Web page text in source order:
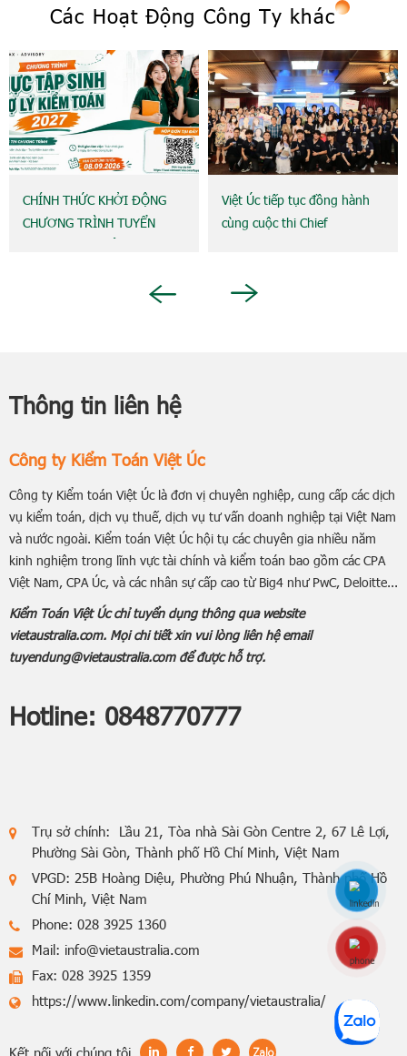
Các Hoạt Động Công Ty khác
Previous
CHÍNH THỨC KHỞI ĐỘNG
CHƯƠNG TRÌNH TUYỂN
Việt Úc tiếp tục đồng hành
cùng cuộc thi Chief
tổ chức
Next
Thông tin liên hệ
Công ty Kiểm Toán Việt Úc
Công ty Kiểm toán Việt Úc là đơn vị chuyên nghiệp, cung cấp các dịch
vụ kiểm toán, dịch vụ thuế, dịch vụ tư vấn doanh nghiệp tại Việt Nam
và nước ngoài. Kiểm toán Việt Úc hội tụ các chuyên gia nhiều năm
kinh nghiệm trong lĩnh vực tài chính và kiểm toán bao gồm các CPA
Việt Nam, CPA Úc, và các nhân sự cấp cao từ Big4 như PwC, Deloitte...
Kiểm Toán Việt Úc chỉ tuyển dụng thông qua website
vietaustralia.com. Mọi chi tiết xin vui lòng liên hệ email
tuyendung@vietaustralia.com để được hỗ trợ.
Hotline: 0848770777
Trụ sở chính: Lầu 21, Tòa nhà Sài Gòn Centre 2, 67 Lê Lợi,
Phường Sài Gòn, Thành phố Hồ Chí Minh, Việt Nam
VPGD: 25B Hoàng Diệu, Phường Phú Nhuận, Thành phố Hồ
Chí Minh, Việt Nam
Phone: 028 3925 1360
Mail: info@vietaustralia.com
Fax: 028 3925 1359
https://www.linkedin.com/company/vietaustralia/
Kết nối với chúng tôi
Hotline: